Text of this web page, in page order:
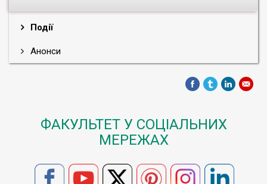
Події
Анонси
ФАКУЛЬТЕТ У СОЦІАЛЬНИХ
МЕРЕЖАХ